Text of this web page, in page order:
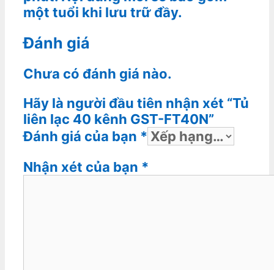
một tuổi khi lưu trữ đầy.
Đánh giá
Chưa có đánh giá nào.
Hãy là người đầu tiên nhận xét “Tủ
liên lạc 40 kênh GST-FT40N”
Đánh giá của bạn *
Nhận xét của bạn *